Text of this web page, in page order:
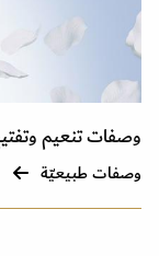
وصفات تنعيم
وصفات طبيعيّة